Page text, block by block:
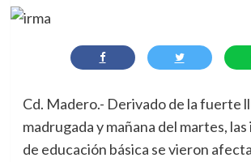
Cd. Madero.- Derivado de la fuerte
madrugada y mañana del martes,
de educación básica se vieron